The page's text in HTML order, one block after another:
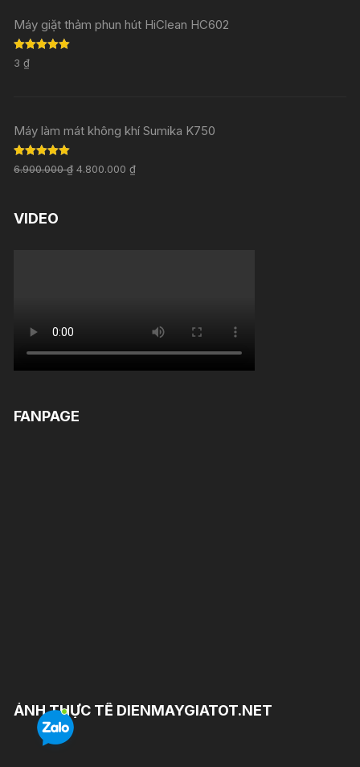
Máy giặt thảm phun hút HiClean HC602
Rated
out of 5
3₫
Máy làm mát không khí Sumika K750
Rated 5.00
out of 5
6.900.000₫ 4.800.000₫
VIDEO
FANPAGE
ẢNH THỰC TẾ DIENMAYGIATOT.NET